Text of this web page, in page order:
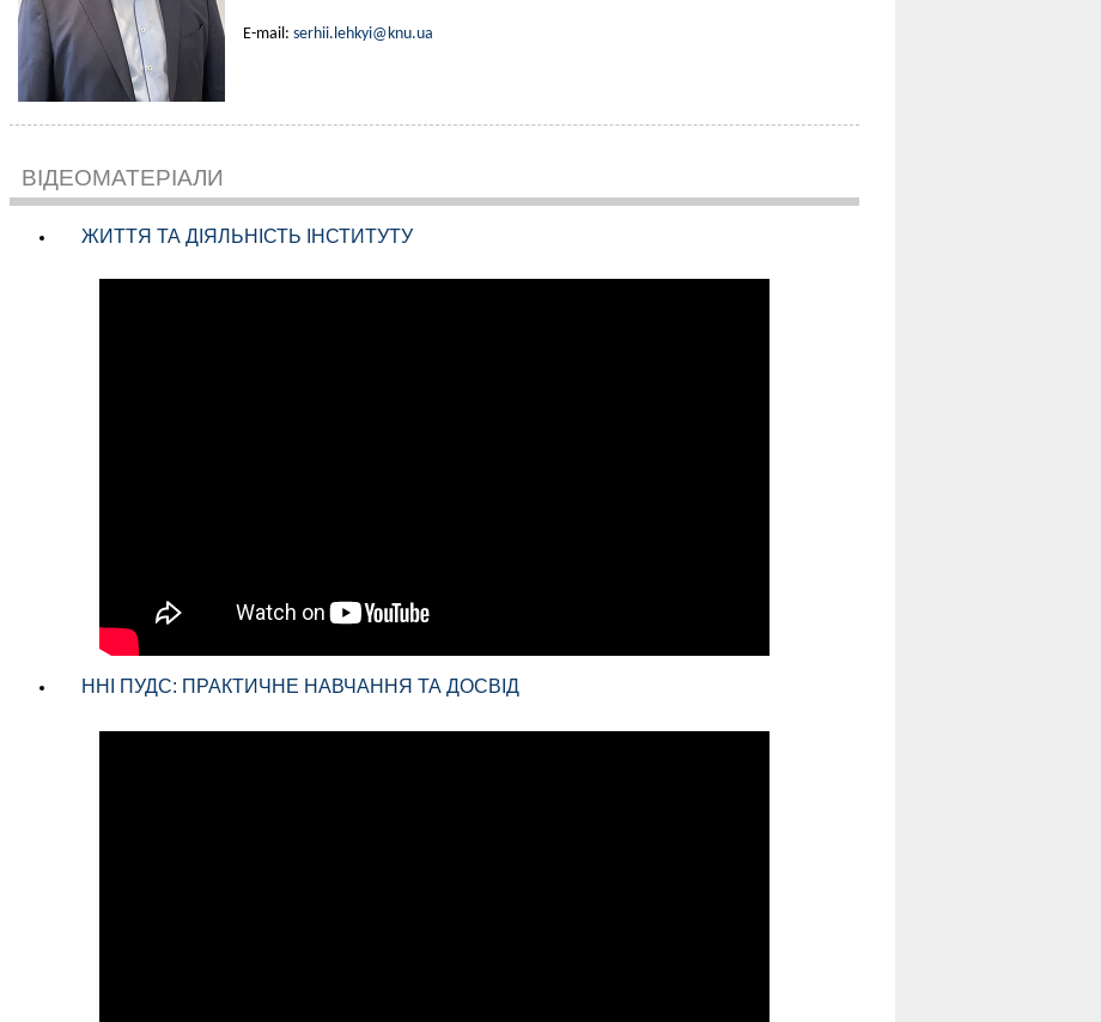
E-mail: serhii.lehkyi@knu.ua
ВІДЕОМАТЕРІАЛИ
ЖИТТЯ ТА ДІЯЛЬНІСТЬ ІНСТИТУТУ
ННІ ПУДС: ПРАКТИЧНЕ НАВЧАННЯ ТА ДОСВІД